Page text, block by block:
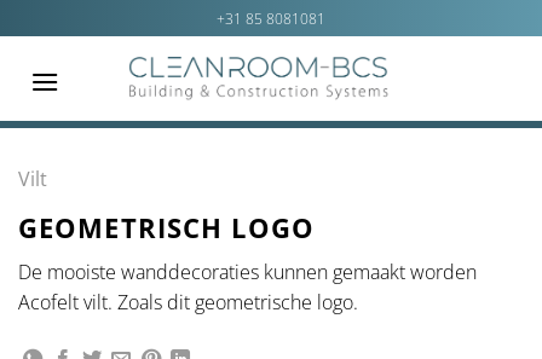
naar
inhoud
+31 85 8081081
Vilt
GEOMETRISCH LOGO
De mooiste wanddecoraties kunnen gemaakt worden
Acofelt vilt. Zoals dit geometrische logo.